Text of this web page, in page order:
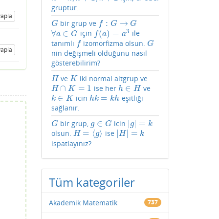
gruptur.
G
G bir grup ve f : G → G
f:G →G
∀a ∈ G
∀a∈G için f(a) = a3
f(a)=a 3
ile
tanımlı f
f izomorfizma olsun. G
G
nin değişmeli olduğunu nasıl
gösterebilirim?
H
H ve K
K iki normal altgrup ve
H ∩ K = 1
H∩K=1 ise her h ∈ H
h∈H ve
k ∈ K
k∈K icin hk = kh
hk= kh
eşitliği
sağlanır.
G
G bir grup, g ∈ G
g∈G icin g| = k
|g |=k
olsun. H = ⟨g⟩
H= ⟨g⟩ ise H| = k
|H| =k
ispatlayınız?
Tüm kategoriler
Akademik Matematik 737